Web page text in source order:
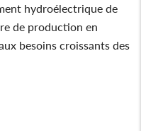
hydroélectrique de
de production en
besoins croissants des